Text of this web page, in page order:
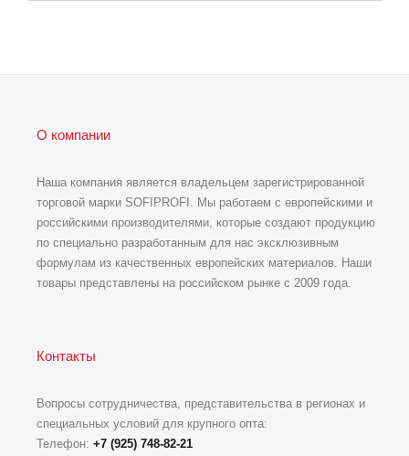
О компании
Наша компания является владельцем зарегистрированной
торговой марки SOFIPROFI. Мы работаем с европейскими и
российскими производителями, которые создают продукцию
по специально разработанным для нас эксклюзивным
формулам из качественных европейских материалов. Наши
товары представлены на российском рынке с 2009 года.
Контакты
Вопросы сотрудничества, представительства в регионах и
специальных условий для крупного опта:
Телефон: +7 (925) 748-82-21